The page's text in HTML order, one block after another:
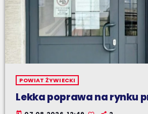
POWIAT ŻYWIECKI
Lekka poprawa na rynku